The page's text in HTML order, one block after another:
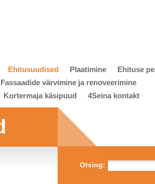
Ehitusuudised Plaatimine
Ehituse
Fassaadide värvimine ja renoveerimine
Kortermaja käsipuud 4Seina kontakt
Otsing: